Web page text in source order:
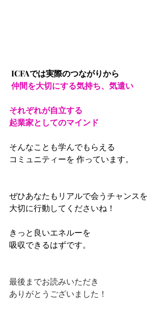
ICFAでは実際のつながりから
仲間を大切にする気持ち、気遣い
それぞれが自立する
起業家としてのマインド
そんなことも学んでもらえる
コミュニティーを 作っています。
ぜひあなたもリアルで会うチャンスを
大切に行動してくださいね！
きっと良いエネルーを
吸収できるはずです。
最後までお読みいただき
ありがとうございました！